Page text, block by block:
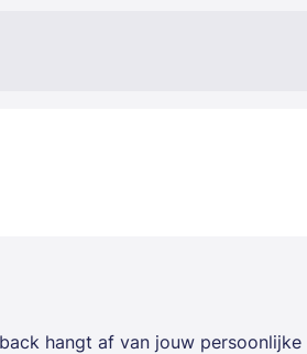
hangt af van jouw persoonlijke